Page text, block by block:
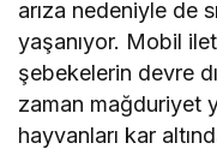
arıza nedeniyle de
yaşanıyor. Mobil
şebekelerin devre
zaman mağduriyet
hayvanları kar